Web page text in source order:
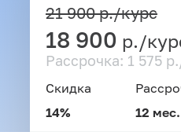
21 900р./курс
18 900 р./
Рассрочка: 1 575
Скидка
14%
12 мес.